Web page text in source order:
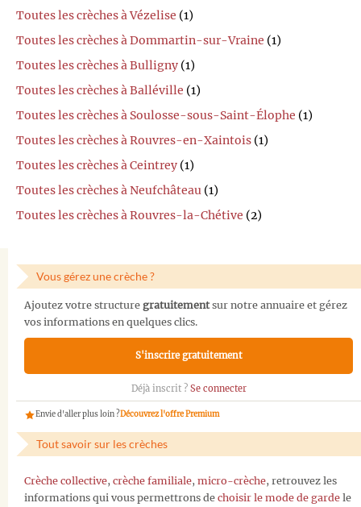
Toutes les crèches à Vézelise (1)
Toutes les crèches à Dommartin-sur-Vraine (1)
Toutes les crèches à Bulligny (1)
Toutes les crèches à Balléville (1)
Toutes les crèches à Soulosse-sous-Saint-Élophe (1)
Toutes les crèches à Rouvres-en-Xaintois (1)
Toutes les crèches à Ceintrey (1)
Toutes les crèches à Neufchâteau (1)
Toutes les crèches à Rouvres-la-Chétive (2)
Vous gérez une crèche ?
Ajoutez votre structure gratuitementsur notre annuaire et gérez
vos informations en quelques clics.
S'inscrire gratuitement
Déjà inscrit ? Se connecter
Envie d'aller plus loin ?Découvrez l'offre Premium
Tout savoir sur les crèches
Crèche collective, crèche familiale, micro-crèche, retrouvez les
informations qui vous permettrons de choisir le mode de garde le